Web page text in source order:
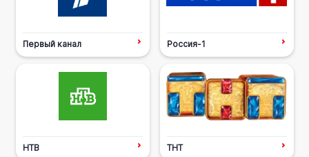
Первый канал Россия-1
НТВ ТНТ